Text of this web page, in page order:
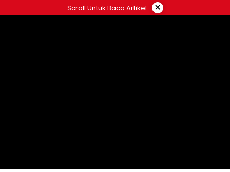
to
Scroll Untuk Baca Artikel ×